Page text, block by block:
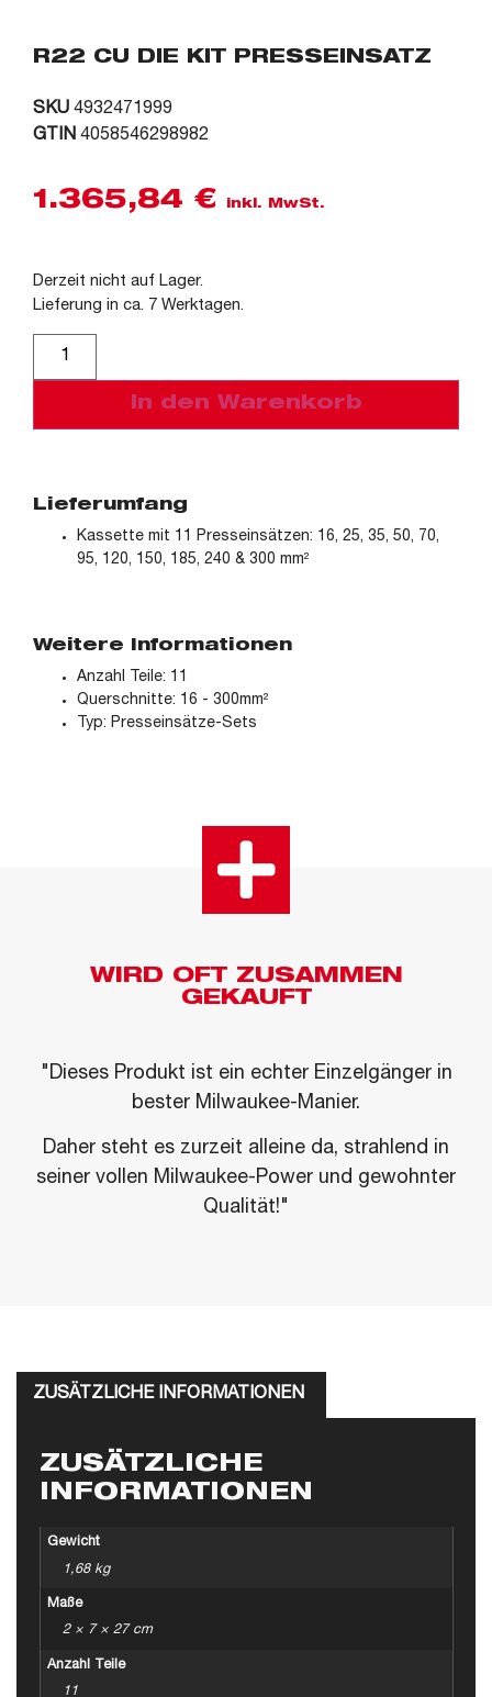
R22 CU DIE KIT PRESSEINSATZ
SKU 4932471999
GTIN 4058546298982
1.365,84 € inkl. MwSt.
Derzeit nicht auf Lager.
Lieferung in ca. 7 Werktagen.
In den Warenkorb
Lieferumfang
Kassette mit 11 Presseinsätzen: 16, 25, 35, 50, 70,
95, 120, 150, 185, 240 & 300 mm²
Weitere Informationen
Anzahl Teile: 11
Querschnitte: 16 - 300mm²
Typ: Presseinsätze-Sets
WIRD OFT ZUSAMMEN
GEKAUFT
"Dieses Produkt ist ein echter Einzelgänger in
bester Milwaukee-Manier.
Daher steht es zurzeit alleine da, strahlend in
seiner vollen Milwaukee-Power und gewohnter
Qualität!"
ZUSÄTZLICHE INFORMATIONEN
ZUSÄTZLICHE
INFORMATIONEN
Gewicht
1,68 kg
Maße
2 × 7 × 27 cm
Anzahl Teile
11